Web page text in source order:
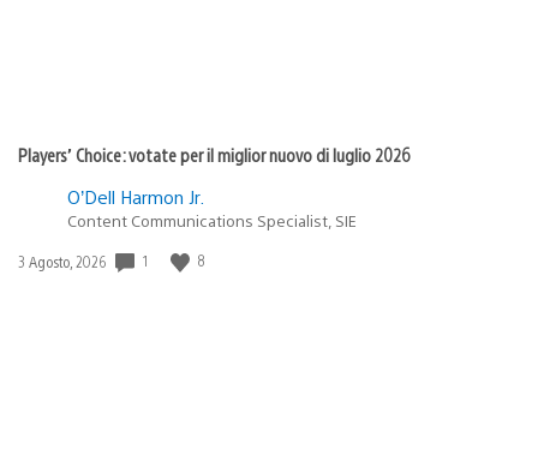
Players’ Choice: votate per il miglior nuovo di luglio 2026
O’Dell Harmon Jr.
Content Communications Specialist, SIE
Data
3 Agosto, 2026 1 8